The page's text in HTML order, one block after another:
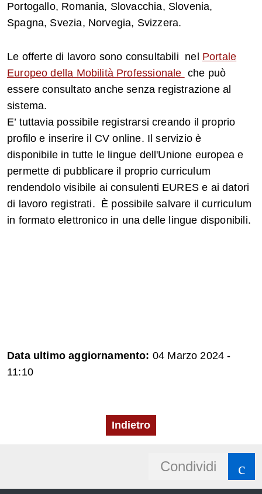
Portogallo, Romania, Slovacchia, Slovenia,
Spagna, Svezia, Norvegia, Svizzera.
Le offerte di lavoro sono consultabili nel Portale
Europeo della Mobilità Professionale che può
essere consultato anche senza registrazione al
sistema.
E’ tuttavia possibile registrarsi creando il proprio
profilo e inserire il CV online. Il servizio è
disponibile in tutte le lingue dell'Unione europea e
permette di pubblicare il proprio curriculum
rendendolo visibile ai consulenti EURES e ai datori
di lavoro registrati. È possibile salvare il curriculum
in formato elettronico in una delle lingue disponibili.
Data ultimo aggiornamento: 04 Marzo 2024 -
11:10
Indietro
button
Condividi